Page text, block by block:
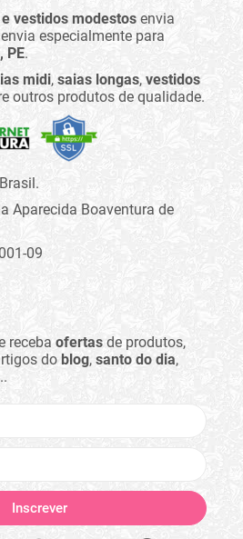
vestidos modestos envia
especialmente para
PE.
midi, saias longas, vestidos
outros produtos de qualidade.
Brasil.
Aparecida Boaventura de
09
receba ofertas de produtos,
do blog, santo do dia,